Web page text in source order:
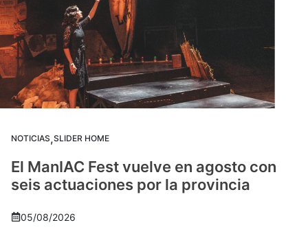
NOTICIAS,SLIDER HOME
El ManIAC Fest vuelve en agosto con
seis actuaciones por la provincia
05/08/2026